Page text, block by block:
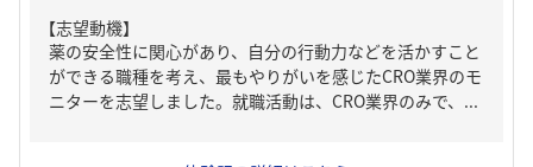
【志望動機】
薬の安全性に関心があり、自分の行動力などを活かすこと
ができる職種を考え、最もやりがいを感じたCRO業界のモ
ニターを志望しました。就職活動は、CRO業界のみで、...